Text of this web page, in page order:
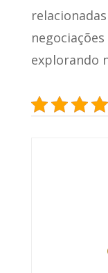
explorando